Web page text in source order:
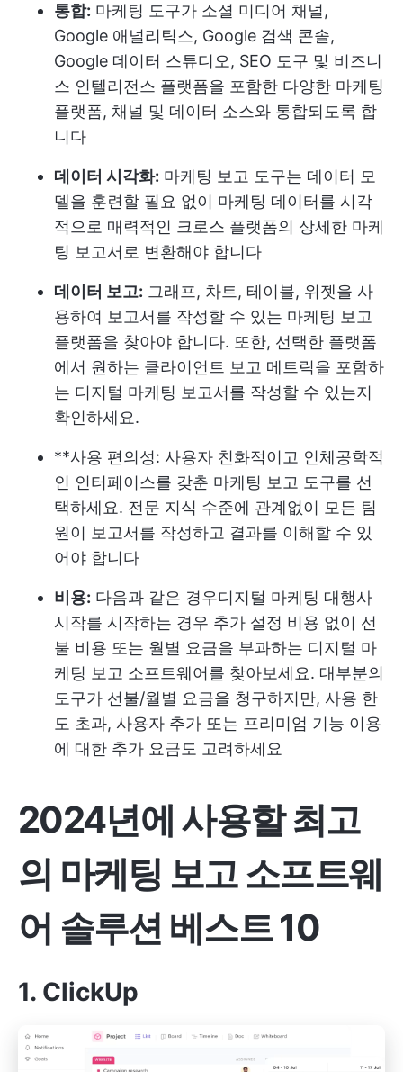
통합: 마케팅 도구가 소셜 미디어 채널,
Google 애널리틱스, Google 검색 콘솔,
Google 데이터 스튜디오, SEO 도구 및 비즈니
스 인텔리전스 플랫폼을 포함한 다양한 마케팅
플랫폼, 채널 및 데이터 소스와 통합되도록 합
니다
데이터 시각화: 마케팅 보고 도구는 데이터 모
델을 훈련할 필요 없이 마케팅 데이터를 시각
적으로 매력적인 크로스 플랫폼의 상세한 마케
팅 보고서로 변환해야 합니다
데이터 보고: 그래프, 차트, 테이블, 위젯을 사
용하여 보고서를 작성할 수 있는 마케팅 보고
플랫폼을 찾아야 합니다. 또한, 선택한 플랫폼
에서 원하는 클라이언트 보고 메트릭을 포함하
는 디지털 마케팅 보고서를 작성할 수 있는지
확인하세요.
**사용 편의성: 사용자 친화적이고 인체공학적
인 인터페이스를 갖춘 마케팅 보고 도구를 선
택하세요. 전문 지식 수준에 관계없이 모든 팀
원이 보고서를 작성하고 결과를 이해할 수 있
어야 합니다
비용: 다음과 같은 경우디지털 마케팅 대행사
시작를 시작하는 경우 추가 설정 비용 없이 선
불 비용 또는 월별 요금을 부과하는 디지털 마
케팅 보고 소프트웨어를 찾아보세요. 대부분의
도구가 선불/월별 요금을 청구하지만, 사용 한
도 초과, 사용자 추가 또는 프리미엄 기능 이용
에 대한 추가 요금도 고려하세요
2024년에 사용할 최고
의 마케팅 보고 소프트웨
어 솔루션 베스트 10
1. ClickUp